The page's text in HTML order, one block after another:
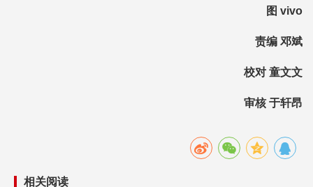
图 vivo
责编 邓斌
校对 童文文
审核 于轩昂
相关阅读